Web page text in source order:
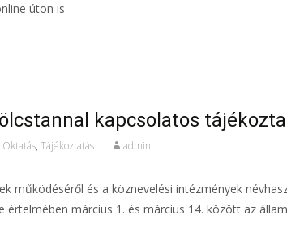
úton is
kapcsolatos
Oktatás, Tájékoztatás admin
működéséről és a köznevelési intézmények
értelmében március 1. és március 14. között az